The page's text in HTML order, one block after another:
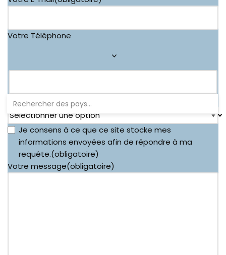
Votre Téléphone
Vous êtes(obligatoire)
Je consens à ce que ce site stocke mes
informations envoyées afin de répondre à ma
requête.(obligatoire)
Votre message(obligatoire)